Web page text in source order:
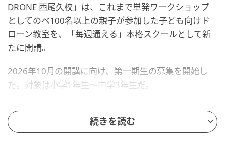
DRONE 西尾久校」は、これまで単発ワークショップ
としてのべ100名以上の親子が参加した子ども向けド
ローン教室を、「毎週通える」本格スクールとして新
たに開講。
2026年10月の開講に向け、第一期生の募集を開始し
た。対象は小学1年生〜中学3年生だ。
「定期的に通わせたい」という保護者の声を
もとに開校
続きを読む